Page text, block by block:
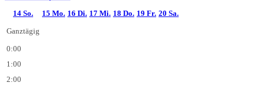
14 So. 15 Mo. 16 Di. 17 Mi. 18 Do. 19 Fr. 20 Sa.
Ganztägig
0:00
1:00
2:00